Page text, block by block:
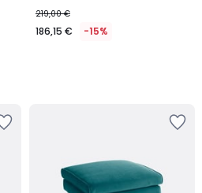
219,00 €
186,15 € -15%